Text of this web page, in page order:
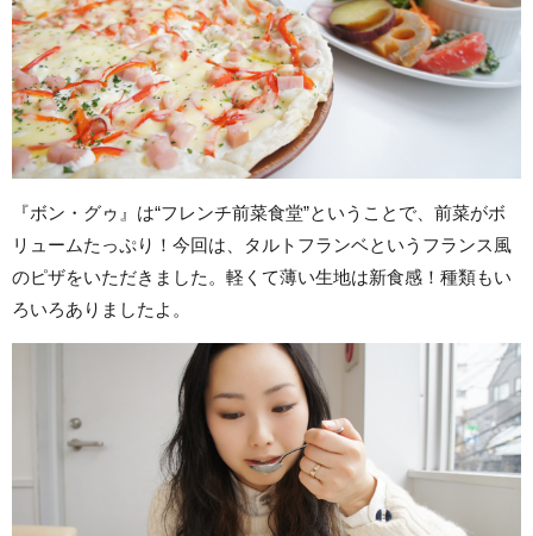
『ボン・グゥ』は“フレンチ前菜食堂”ということで、前菜がボ
リュームたっぷり！今回は、タルトフランベというフランス風
のピザをいただきました。軽くて薄い生地は新食感！種類もい
ろいろありましたよ。